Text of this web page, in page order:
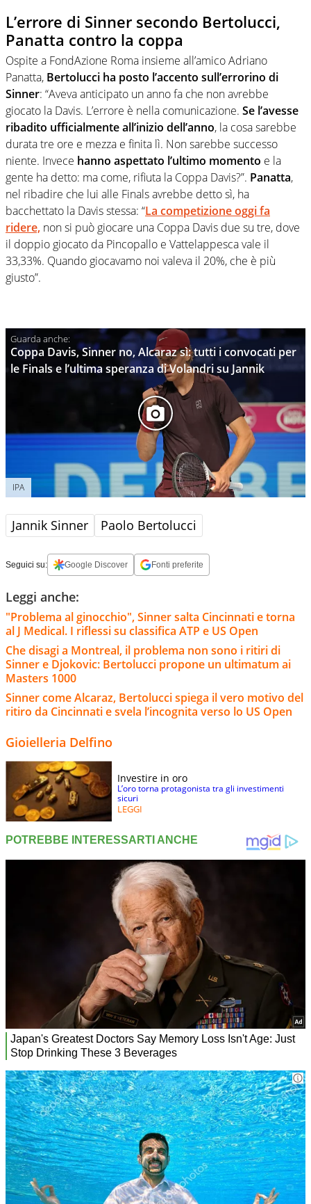
L’errore di Sinner secondo Bertolucci,
Panatta contro la coppa
Ospite a FondAzione Roma insieme all’amico Adriano
Panatta, Bertolucci ha posto l’accento sull’errorino di
Sinner: “Aveva anticipato un anno fa che non avrebbe
giocato la Davis. L’errore è nella comunicazione. Se l’avesse
ribadito ufficialmente all’inizio dell’anno, la cosa sarebbe
durata tre ore e mezza e finita lì. Non sarebbe successo
niente. Invece hanno aspettato l’ultimo momento e la
gente ha detto: ma come, rifiuta la Coppa Davis?”. Panatta,
nel ribadire che lui alle Finals avrebbe detto sì, ha
bacchettato la Davis stessa: “La competizione oggi fa
ridere, non si può giocare una Coppa Davis due su tre, dove
il doppio giocato da Pincopallo e Vattelappesca vale il
33,33%. Quando giocavamo noi valeva il 20%, che è più
giusto”.
Coppa Davis, Sinner no, Alcaraz sì: tutti i convocati per
le Finals e l’ultima speranza di Volandri su Jannik
IPA
Jannik Sinner Paolo Bertolucci
Seguici su: Google Discover Fonti preferite
Leggi anche:
"Problema al ginocchio", Sinner salta Cincinnati e torna
al J Medical. I riflessi su classifica ATP e US Open
Che disagi a Montreal, il problema non sono i ritiri di
Sinner e Djokovic: Bertolucci propone un ultimatum ai
Masters 1000
Sinner come Alcaraz, Bertolucci spiega il vero motivo del
ritiro da Cincinnati e svela l’incognita verso lo US Open
Gioielleria Delfino
Investire in oro
L’oro torna protagonista tra gli investimenti
sicuri
LEGGI